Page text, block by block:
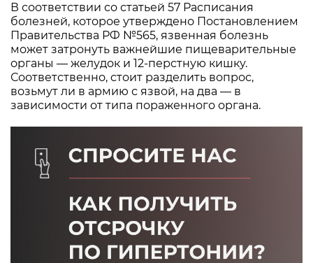
В соответствии со статьей 57 Расписания
болезней, которое утверждено Постановлением
Правительства РФ №565, язвенная болезнь
может затронуть важнейшие пищеварительные
органы — желудок и 12-перстную кишку.
Соответственно, стоит разделить вопрос,
возьмут ли в армию с язвой, на два — в
зависимости от типа пораженного органа.